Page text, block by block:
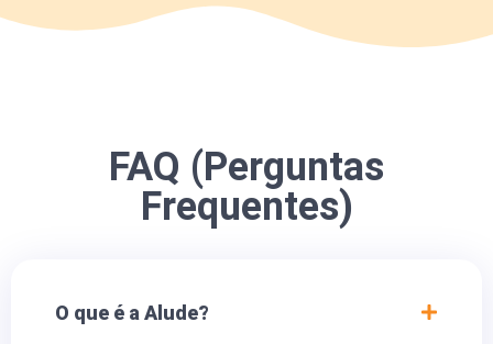
FAQ (Perguntas
Frequentes)
O que é a Alude?